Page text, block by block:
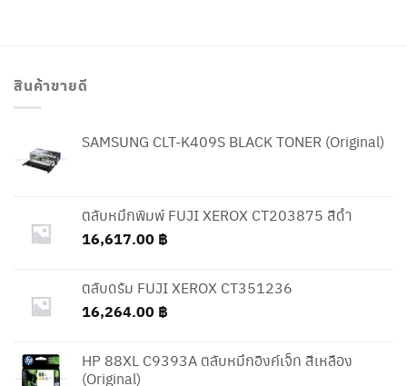
สินค้าขายดี
SAMSUNG CLT-K409S BLACK TONER (Original)
ตลับหมึกพิมพ์ FUJI XEROX CT203875 สีดำ
16,617.00 ฿
ตลับดรัม FUJI XEROX CT351236
16,264.00 ฿
HP 88XL C9393A ตลับหมึกอิงค์เจ็ท สีเหลือง
(Original)